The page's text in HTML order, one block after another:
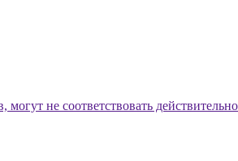
не соответствовать